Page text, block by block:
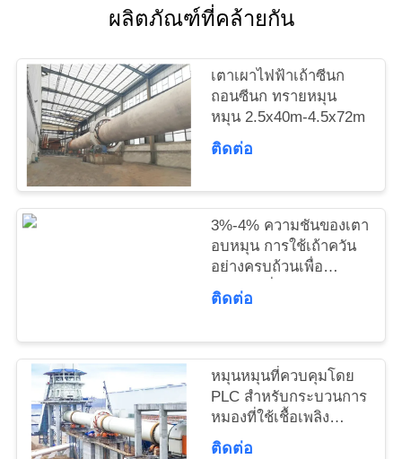
เรา
ข่าว
ขอ
แผนผัง
เว็บไซต์
ผลิตภัณฑ์ที่คล้ายกัน
เตาเผาไฟฟ้าเถ้าซีนก
ถอนซีนก ทรายหมุน
หมุน 2.5x40m-4.5x72m
ติดต่อ
3%-4% ความชันของเตา
อบหมุน การใช้เถ้าควัน
อย่างครบถ้วนเพื่อ
คุ้มครองสิ่งแวดล้อม
ติดต่อ
หมุนหมุนที่ควบคุมโดย
PLC สําหรับกระบวนการ
หมองที่ใช้เชื้อเพลิง
ถ่านหิน
ติดต่อ